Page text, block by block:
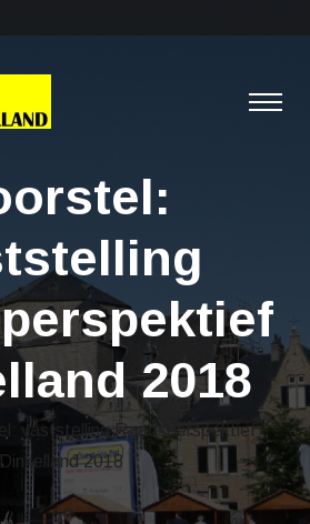
2018
vaststelling Raadsperspektief
Dinkelland 2018